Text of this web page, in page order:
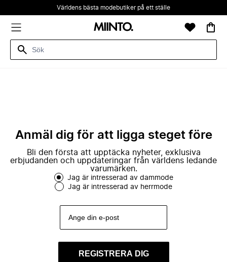
Världens bästa modebutiker på ett ställe
Anmäl dig för att ligga steget före
Bli den första att upptäcka nyheter, exklusiva
erbjudanden och uppdateringar från världens ledande
varumärken.
Jag är intresserad av dammode
Jag är intresserad av herrmode
REGISTRERA DIG